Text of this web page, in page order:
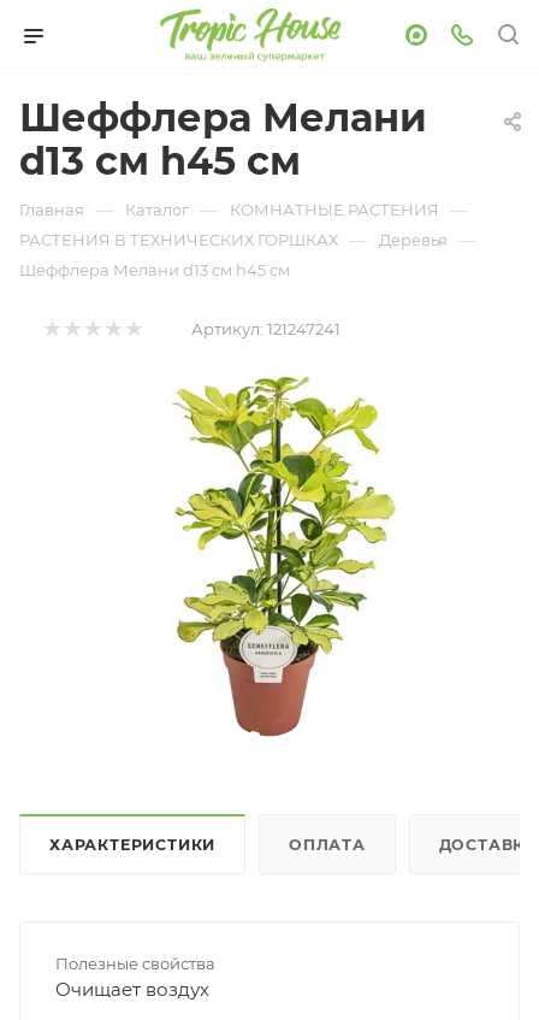
Шеффлера Мелани
d13 см h45 см
Главная — Каталог — КОМНАТНЫЕ РАСТЕНИЯ —
РАСТЕНИЯ В ТЕХНИЧЕСКИХ ГОРШКАХ — Деревья —
Шеффлера Мелани d13 см h45 см
Артикул: 121247241
ХАРАКТЕРИСТИКИ ОПЛАТА ДОСТАВКА
Полезные свойства
Очищает воздух